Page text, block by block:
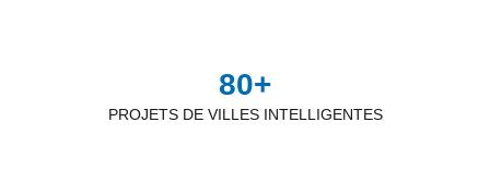
PROJETS DE VILLES INTELLIGENTES
80+